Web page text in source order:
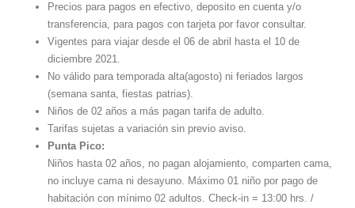
Precios para pagos en efectivo, deposito en cuenta y/o
transferencia, para pagos con tarjeta por favor consultar.
Vigentes para viajar desde el 06 de abril hasta el 10 de
diciembre 2021.
No válido para temporada alta(agosto) ni feriados largos
(semana santa, fiestas patrias).
Niños de 02 años a más pagan tarifa de adulto.
Tarifas sujetas a variación sin previo aviso.
Punta Pico:
Niños hasta 02 años, no pagan alojamiento, comparten cama,
no incluye cama ni desayuno. Máximo 01 niño por pago de
habitación con mínimo 02 adultos. Check-in = 13:00 hrs. /